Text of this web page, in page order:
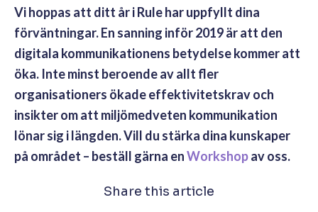
Vi hoppas att ditt år i Rule har uppfyllt dina
förväntningar. En sanning inför 2019 är att den
digitala kommunikationens betydelse kommer att
öka. Inte minst beroende av allt fler
organisationers ökade effektivitetskrav och
insikter om att miljömedveten kommunikation
lönar sig i längden. Vill du stärka dina kunskaper
på området – beställ gärna enWorkshopav oss.
Share this article